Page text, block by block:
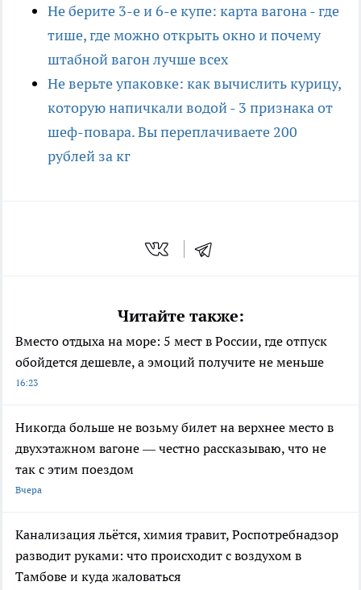
Не берите 3-е и 6-е купе: карта вагона - где
тише, где можно открыть окно и почему
штабной вагон лучше всех
Не верьте упаковке: как вычислить курицу,
которую напичкали водой - 3 признака от
шеф-повара. Вы переплачиваете 200
рублей за кг
Читайте также:
Вместо отдыха на море: 5 мест в России, где отпуск
обойдется дешевле, а эмоций получите не меньше
16:23
Никогда больше не возьму билет на верхнее место в
двухэтажном вагоне — честно рассказываю, что не
так с этим поездом
Вчера
Канализация льётся, химия травит, Роспотребнадзор
разводит руками: что происходит с воздухом в
Тамбове и куда жаловаться